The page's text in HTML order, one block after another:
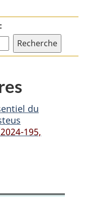
tacheté
(Lepisosteus
du
195,